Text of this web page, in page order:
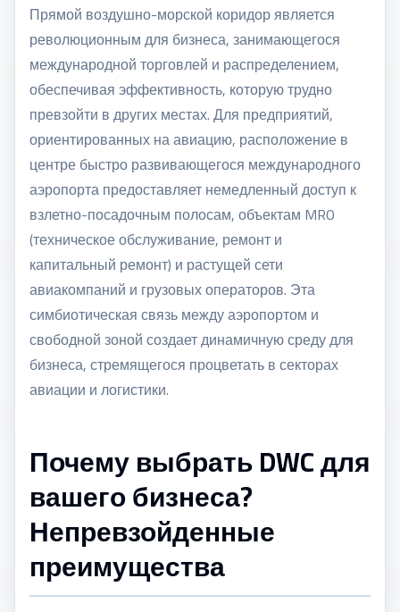
Прямой воздушно-морской коридор является
революционным для бизнеса, занимающегося
международной торговлей и распределением,
обеспечивая эффективность, которую трудно
превзойти в других местах. Для предприятий,
ориентированных на авиацию, расположение в
центре быстро развивающегося международного
аэропорта предоставляет немедленный доступ к
взлетно-посадочным полосам, объектам MRO
(техническое обслуживание, ремонт и
капитальный ремонт) и растущей сети
авиакомпаний и грузовых операторов. Эта
симбиотическая связь между аэропортом и
свободной зоной создает динамичную среду для
бизнеса, стремящегося процветать в секторах
авиации и логистики.
Почему выбрать DWC для
вашего бизнеса?
Непревзойденные
преимущества